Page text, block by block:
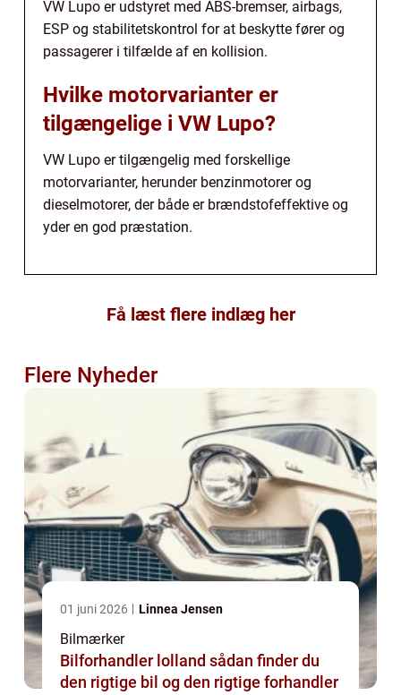
VW Lupo er udstyret med ABS-bremser, airbags,
ESP og stabilitetskontrol for at beskytte fører og
passagerer i tilfælde af en kollision.
Hvilke motorvarianter er
tilgængelige i VW Lupo?
VW Lupo er tilgængelig med forskellige
motorvarianter, herunder benzinmotorer og
dieselmotorer, der både er brændstofeffektive og
yder en god præstation.
Få læst flere indlæg her
Flere Nyheder
01 juni 2026 Linnea Jensen
Bilmærker
Bilforhandler lolland sådan finder du
den rigtige bil og den rigtige forhandler